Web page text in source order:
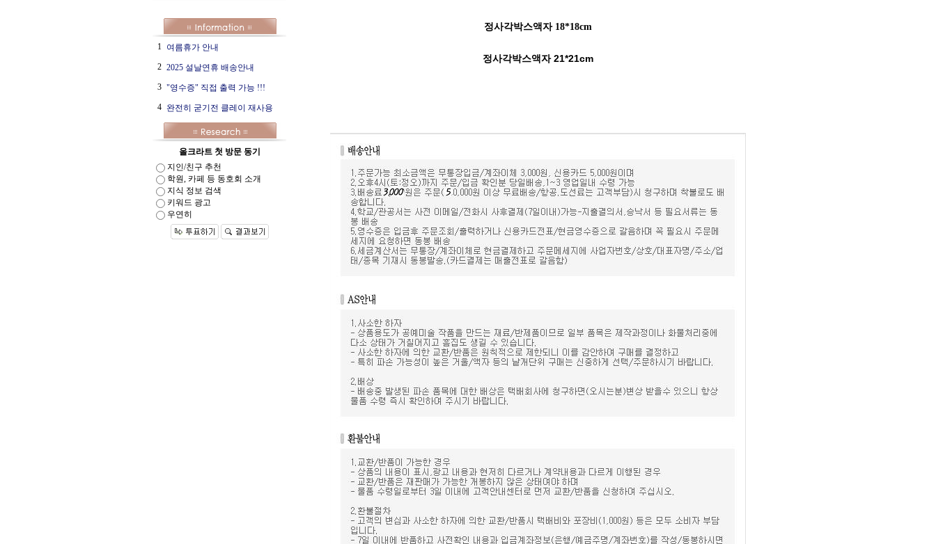
1 여름휴가 안내
2 2025 설날연휴 배송안내
3 "영수증" 직접 출력 가능 !!!
4 완전히 굳기전 클레이 재사용
올크라트 첫 방문 동기
지인/친구 추천
학원, 카페 등 동호회 소개
지식 정보 검색
키워드 광고
우연히
정사각박스액자 18*18cm
정사각박스액자 21*21cm